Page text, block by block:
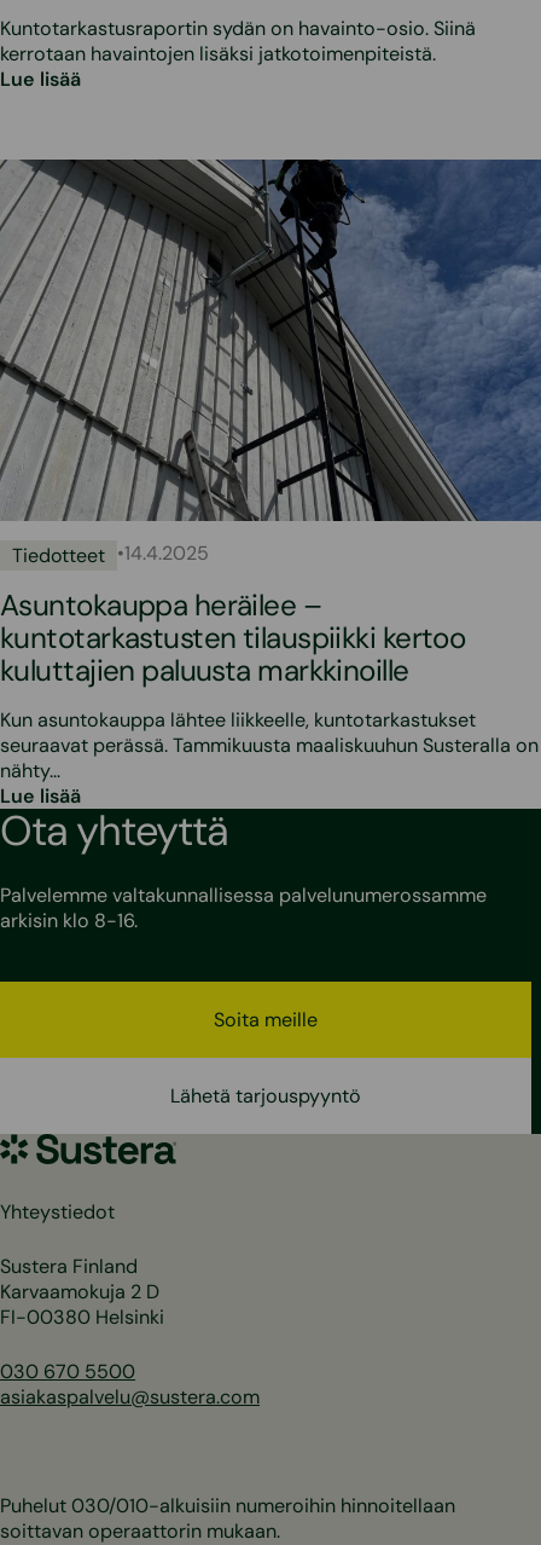
Kuntotarkastusraportin sydän on havainto-osio. Siinä
kerrotaan havaintojen lisäksi jatkotoimenpiteistä.
Lue lisää
Tiedotteet •14.4.2025
Asuntokauppa heräilee –
kuntotarkastusten tilauspiikki kertoo
kuluttajien paluusta markkinoille
Kun asuntokauppa lähtee liikkeelle, kuntotarkastukset
seuraavat perässä. Tammikuusta maaliskuuhun Susteralla on
nähty…
Lue lisää
Ota yhteyttä
Palvelemme valtakunnallisessa palvelunumerossamme
arkisin klo 8-16.
Soita meille
Lähetä tarjouspyyntö
Sustera
Yhteystiedot
Sustera Finland
Karvaamokuja 2 D
FI-00380 Helsinki
030 670 5500
asiakaspalvelu@sustera.com
Puhelut 030/010-alkuisiin numeroihin hinnoitellaan
soittavan operaattorin mukaan.